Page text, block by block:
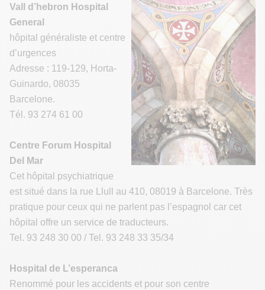
Vall d’hebron Hospital
General
hôpital généraliste et centre
d’urgences
Adresse : 119-129, Horta-
Guinardo, 08035
Barcelone.
Tél. 93 274 61 00
Centre Forum Hospital
Del Mar
Cet hôpital psychiatrique
est situé dans la rue Llull au 410, 08019 à Barcelone. Très
pratique pour ceux qui ne parlent pas l’espagnol car cet
hôpital offre un service de traducteurs.
Tel. 93 248 30 00 / Tel. 93 248 33 35/34
Hospital de L’esperanca
Renommé pour les accidents et pour son centre